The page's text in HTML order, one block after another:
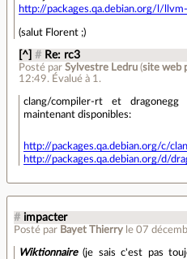
http://packages.qa.debian.org/l/
(salut Florent ;)
[^] # Re: rc3
Posté parSylvestre Ledru (site web
12:49. Évalué à 1.
clang/compiler-rt et
maintenant disponibles:
http://packages.qa.debian.org/c/
http://packages.qa.debian.org/d/
# impacter
Posté par Bayet Thierry le 07
Wiktionnaire(je sais c'est pas